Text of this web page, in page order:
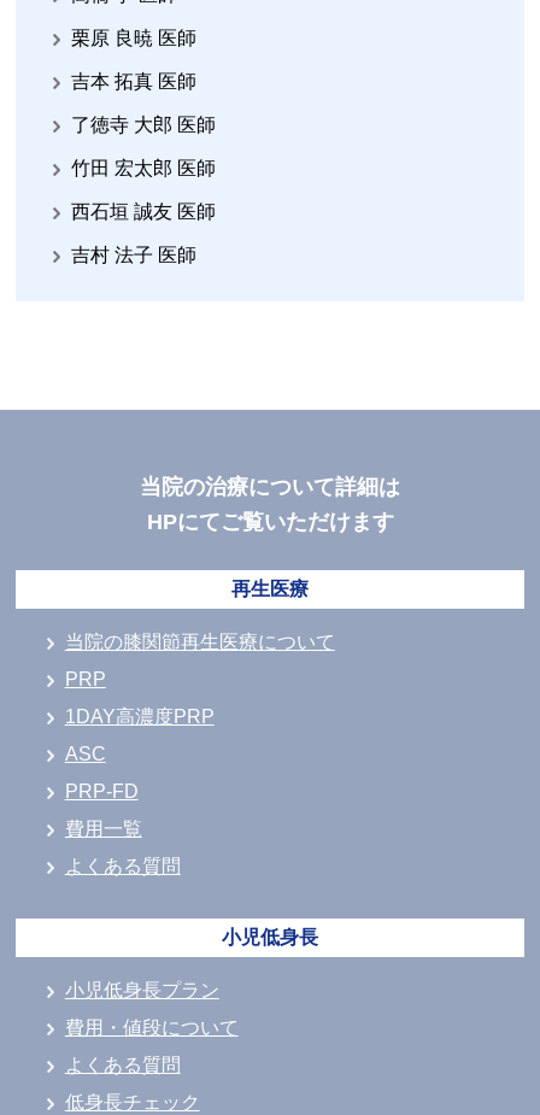
栗原 良暁 医師
吉本 拓真 医師
了徳寺 大郎 医師
竹田 宏太郎 医師
西石垣 誠友 医師
吉村 法子 医師
当院の治療について詳細は
HPにてご覧いただけます
再生医療
当院の膝関節再生医療について
PRP
1DAY高濃度PRP
ASC
PRP-FD
費用一覧
よくある質問
小児低身長
小児低身長プラン
費用・値段について
よくある質問
低身長チェック